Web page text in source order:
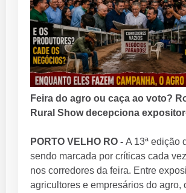
Feira do agro ou caça ao voto?
Rural Show decepciona
PORTO VELHO RO - A 13ª edição
sendo marcada por críticas cada
nos corredores da feira. Entre
agricultores e empresários do agro,